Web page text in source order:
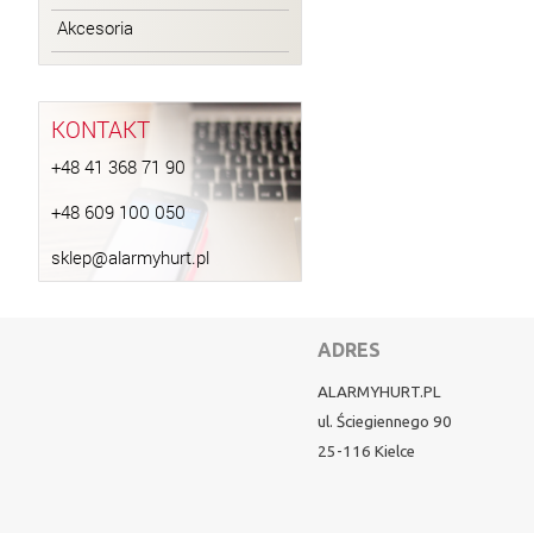
Akcesoria
KONTAKT
+48 41 368 71 90
+48 609 100 050
sklep@alarmyhurt.pl
ADRES
ALARMYHURT.PL
ul. Ściegiennego 90
25-116 Kielce